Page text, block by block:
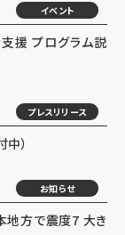
イベント
援 プログラム説
プレスリリース
）
お知らせ
地方で震度7 大き